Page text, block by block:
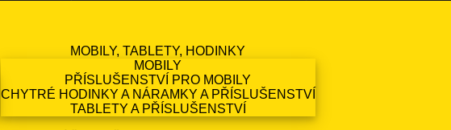
MOBILY, TABLETY, HODINKY
MOBILY
PŘÍSLUŠENSTVÍ PRO MOBILY
CHYTRÉ HODINKY A NÁRAMKY A PŘÍSLUŠENSTVÍ
TABLETY A PŘÍSLUŠENSTVÍ